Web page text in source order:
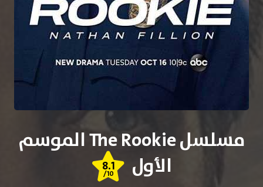
مسلسل The Rookie الموسم
الأول
8.1
/10